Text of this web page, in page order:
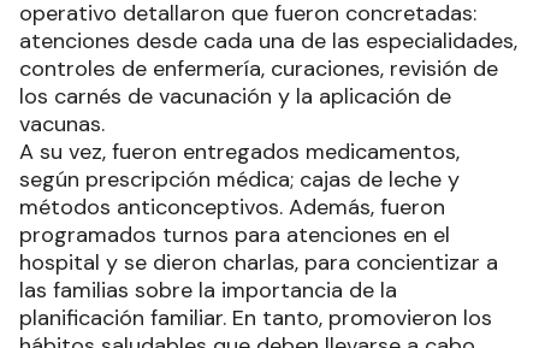
operativo detallaron que fueron concretadas:
atenciones desde cada una de las especialidades,
controles de enfermería, curaciones, revisión de
los carnés de vacunación y la aplicación de
vacunas.
A su vez, fueron entregados medicamentos,
según prescripción médica; cajas de leche y
métodos anticonceptivos. Además, fueron
programados turnos para atenciones en el
hospital y se dieron charlas, para concientizar a
las familias sobre la importancia de la
planificación familiar. En tanto, promovieron los